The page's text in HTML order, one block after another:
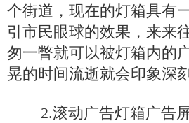
个街道，现在的灯箱具有
引市民眼球的效果，来来
匆一瞥就可以被灯箱内的
晃的时间流逝就会印象深刻
2.滚动广告灯箱广告屏